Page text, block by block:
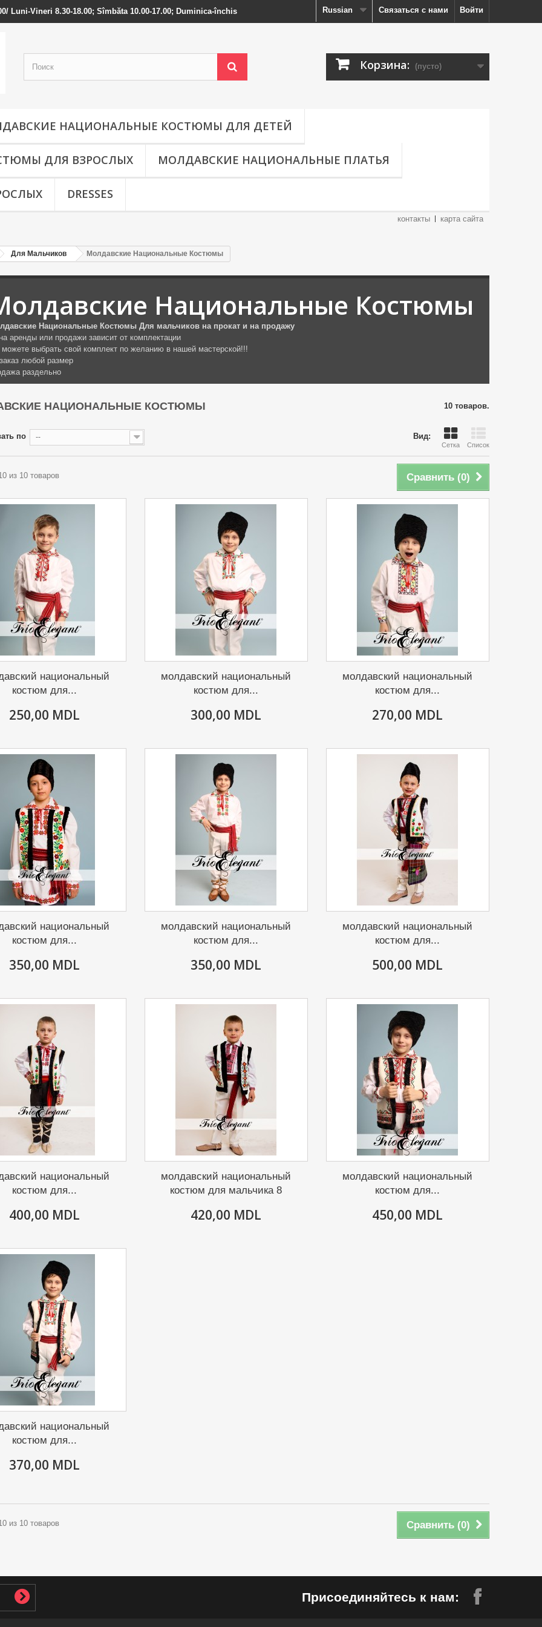
Войти
Связаться с нами
Luni-Vineri 8.30-18.00; Sîmbăta 10.00-17.00; Duminica-închis Russian
Корзина: (пусто)
НАЦИОНАЛЬНЫЕ КОСТЮМЫ ДЛЯ ДЕТЕЙ
ДЛЯ ВЗРОСЛЫХ МОЛДАВСКИЕ НАЦИОНАЛЬНЫЕ ПЛАТЬЯ
DRESSES
контакты карта сайта
Для Мальчиков Молдавские Национальные Костюмы
Национальные Костюмы
Национальные Костюмы Для мальчиков на прокат и на продажу
аренды или продажи зависит от комплектации
выбрать свой комплект по желанию в нашей мастерской!!!
любой размер
раздельно
НАЦИОНАЛЬНЫЕ КОСТЮМЫ 10 товаров.
Вид:
Сетка Список
по --
Сравнить (0)
из 10 товаров
национальный
костюм для...
250,00 MDL
молдавский национальный
костюм для...
300,00 MDL
молдавский национальный
костюм для...
270,00 MDL
национальный
костюм для...
350,00 MDL
молдавский национальный
костюм для...
350,00 MDL
молдавский национальный
костюм для...
500,00 MDL
национальный
костюм для...
400,00 MDL
молдавский национальный
костюм для мальчика 8
420,00 MDL
молдавский национальный
костюм для...
450,00 MDL
национальный
костюм для...
370,00 MDL
Сравнить (0)
из 10 товаров
Присоединяйтесь к нам: